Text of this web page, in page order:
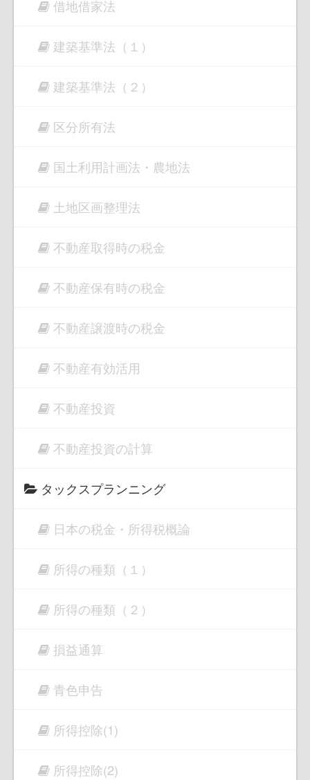
借地借家法
建築基準法（１）
建築基準法（２）
区分所有法
国土利用計画法・農地法
土地区画整理法
不動産取得時の税金
不動産保有時の税金
不動産譲渡時の税金
不動産有効活用
不動産投資
不動産投資の計算
タックスプランニング
日本の税金・所得税概論
所得の種類（１）
所得の種類（２）
損益通算
青色申告
所得控除(1)
所得控除(2)